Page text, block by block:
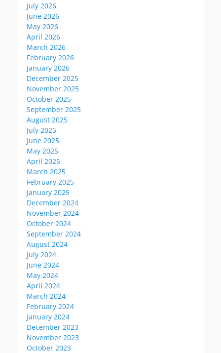
July 2026
June 2026
May 2026
April 2026
March 2026
February 2026
January 2026
December 2025
November 2025
October 2025
September 2025
August 2025
July 2025
June 2025
May 2025
April 2025
March 2025
February 2025
January 2025
December 2024
November 2024
October 2024
September 2024
August 2024
July 2024
June 2024
May 2024
April 2024
March 2024
February 2024
January 2024
December 2023
November 2023
October 2023